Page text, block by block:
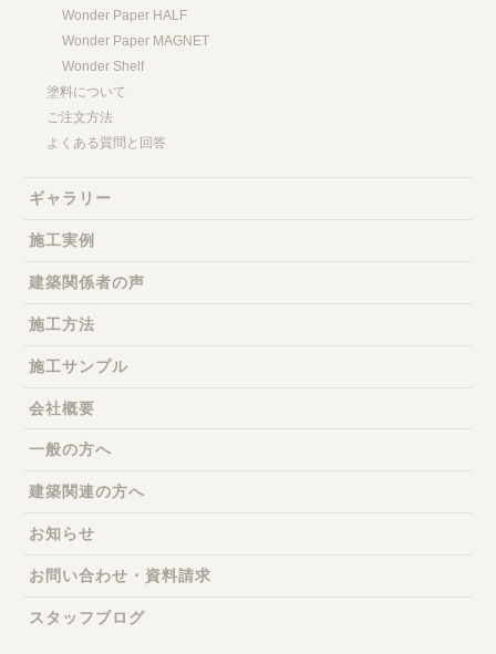
Wonder Paper HALF
Wonder Paper MAGNET
Wonder Shelf
塗料について
ご注文方法
よくある質問と回答
ギャラリー
施工実例
建築関係者の声
施工方法
施工サンプル
会社概要
一般の方へ
建築関連の方へ
お知らせ
お問い合わせ・資料請求
スタッフブログ